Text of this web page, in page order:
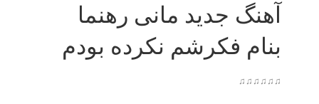
آهنگ جدید مانی رهنما
بنام فکرشم نکرده بودم
♫♫♫♫♫♫